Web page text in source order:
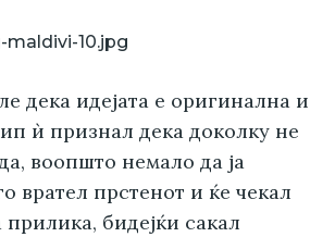
дека идејата е оригинална и
ѝ признал дека доколку не
воопшто немало да ја
врател прстенот и ќе чекал
прилика, бидејќи сакал